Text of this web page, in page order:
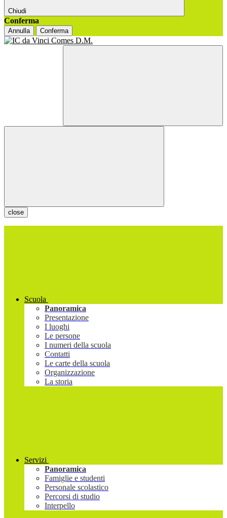
Chiudi
Conferma
Annulla Conferma
close
Scuola
Panoramica
Presentazione
I luoghi
Le persone
I numeri della scuola
Contatti
Le carte della scuola
Organizzazione
La storia
Servizi
Panoramica
Famiglie e studenti
Personale scolastico
Percorsi di studio
Interpello